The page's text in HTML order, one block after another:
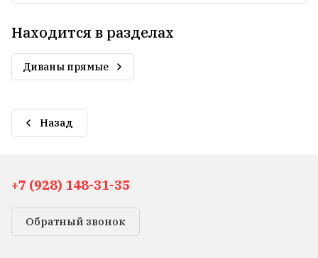
Находится в разделах
Диваны прямые
Назад
+7 (928) 148-31-35
Обратный звонок